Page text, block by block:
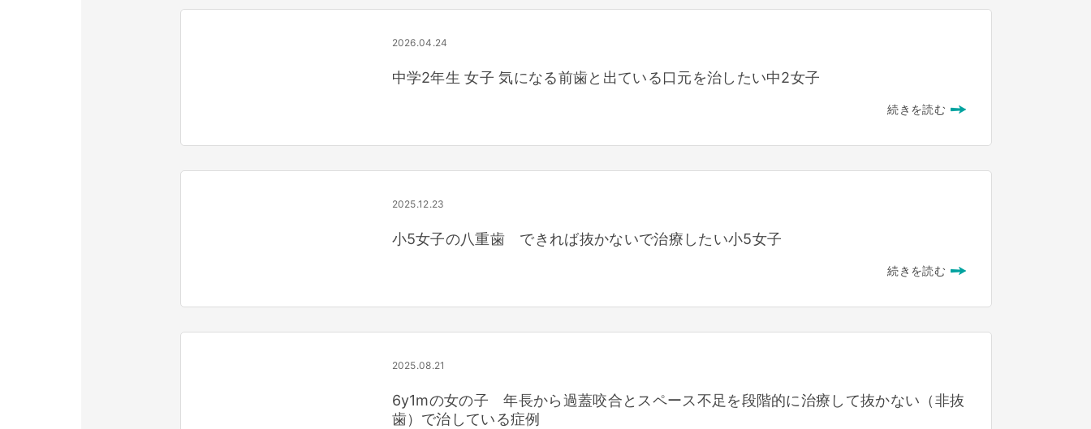
2026.04.24
中学2年生 女子 気になる前歯と出ている口元を治したい中2女子
続きを読む
2025.12.23
小5女子の八重歯 できれば抜かないで治療したい小5女子
続きを読む
2025.08.21
6y1mの女の子 年長から過蓋咬合とスペース不足を段階的に治療して抜かない（非抜
歯）で治している症例